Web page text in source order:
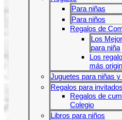
Para niñas
Para niños
Regalos de
Los
para niña
Los
más
Juguetes para niñas y
Regalos para invitados
Regalos de
Colegio
Libros para niños